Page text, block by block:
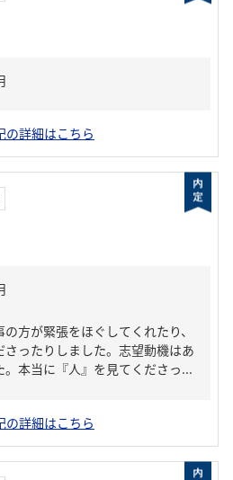
の詳細はこちら
方が緊張をほぐしてくれたり、
ったりしました。志望動機はあ
。本当に『人』を見てくださっ...
の詳細はこちら